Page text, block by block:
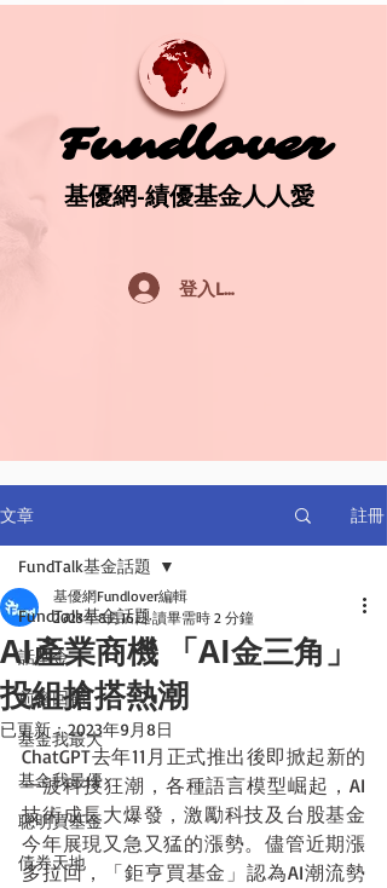
Fundlover
Fundlover
基優網-績優基金人人愛
基優網-績優基金人人愛
登入Log In
文章 註冊
FundTalk基金話題
話基金
前瞻回顧
基金我最大
基金我最優
聰明買基金
債券天地
FundTalk基金話題
AI產業商機 「AI金三角」
投組搶搭熱潮
基優網Fundlover編輯
2023年8月16日 讀畢需時 2 分鐘
已更新：2023年9月8日
ChatGPT去年11月正式推出後即掀起新的
一波科技狂潮，各種語言模型崛起，AI
技術成長大爆發，激勵科技及台股基金
今年展現又急又猛的漲勢。儘管近期漲
多拉回，「鉅亨買基金」認為AI潮流勢